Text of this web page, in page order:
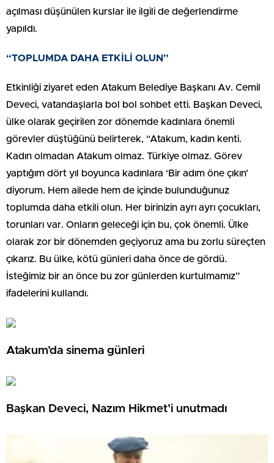
açılması düşünülen kurslar ile ilgili de değerlendirme
yapıldı.
“TOPLUMDA DAHA ETKİLİ OLUN”
Etkinliği ziyaret eden Atakum Belediye Başkanı Av. Cemil
Deveci, vatandaşlarla bol bol sohbet etti. Başkan Deveci,
ülke olarak geçirilen zor dönemde kadınlara önemli
görevler düştüğünü belirterek, “Atakum, kadın kenti.
Kadın olmadan Atakum olmaz. Türkiye olmaz. Görev
yaptığım dört yıl boyunca kadınlara ‘Bir adım öne çıkın’
diyorum. Hem ailede hem de içinde bulunduğunuz
toplumda daha etkili olun. Her birinizin ayrı ayrı çocukları,
torunları var. Onların geleceği için bu, çok önemli. Ülke
olarak zor bir dönemden geçiyoruz ama bu zorlu süreçten
çıkarız. Bu ülke, kötü günleri daha önce de gördü.
İsteğimiz bir an önce bu zor günlerden kurtulmamız”
ifadelerini kullandı.
Atakum’da sinema günleri
Başkan Deveci, Nazım Hikmet’i unutmadı